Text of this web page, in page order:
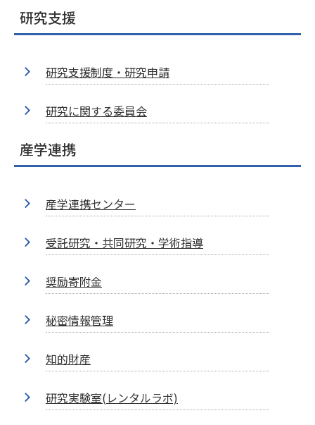
研究支援
研究支援制度・研究申請
研究に関する委員会
産学連携
産学連携センター
受託研究・共同研究・学術指導
奨励寄附金
秘密情報管理
知的財産
研究実験室(レンタルラボ)